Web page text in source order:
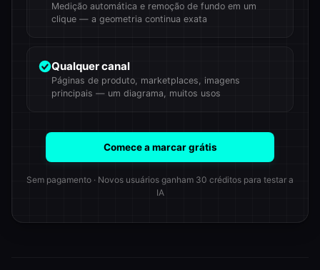
Medição automática e remoção de fundo em um
clique — a geometria continua exata
Qualquer canal
Páginas de produto, marketplaces, imagens
principais — um diagrama, muitos usos
Comece a marcar grátis
Sem pagamento · Novos usuários ganham 30 créditos para testar a
IA